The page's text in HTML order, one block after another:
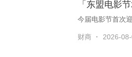
「东盟电影
财商 · 2026-